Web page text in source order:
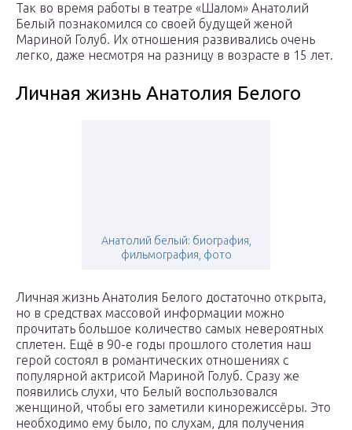
Так во время работы в театре «Шалом» Анатолий
Белый познакомился со своей будущей женой
Мариной Голуб. Их отношения развивались очень
легко, даже несмотря на разницу в возрасте в 15 лет.
Личная жизнь Анатолия Белого
Анатолий белый: биография,
фильмография, фото
Личная жизнь Анатолия Белого достаточно открыта,
но в средствах массовой информации можно
прочитать большое количество самых невероятных
сплетен. Ещё в 90-е годы прошлого столетия наш
герой состоял в романтических отношениях с
популярной актрисой Мариной Голуб. Сразу же
появились слухи, что Белый воспользовался
женщиной, чтобы его заметили кинорежиссёры. Это
необходимо ему было, по слухам, для получения